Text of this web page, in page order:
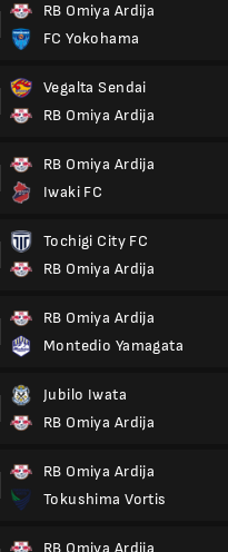
RB Omiya Ardija
FC Yokohama
Vegalta Sendai
RB Omiya Ardija
RB Omiya Ardija
Iwaki FC
Tochigi City FC
RB Omiya Ardija
RB Omiya Ardija
Montedio Yamagata
Jubilo Iwata
RB Omiya Ardija
RB Omiya Ardija
Tokushima Vortis
RB Omiya Ardija